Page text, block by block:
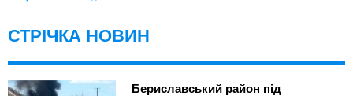
СТРІЧКА НОВИН
Бериславський район під